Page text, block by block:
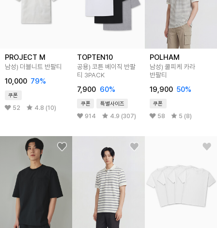
PROJECT M
남성) 더블니트 반팔티
10,000 79%
쿠폰
52 4.8 (10)
TOPTEN10
공용) 코튼 베이직 반팔
티 3PACK
7,900 60%
쿠폰 특별사이즈
914 4.9 (307)
POLHAM
남성) 쿨피케 카라
반팔티
19,900 50%
쿠폰
58 5 (8)